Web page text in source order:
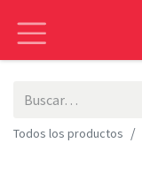
Todos los productos